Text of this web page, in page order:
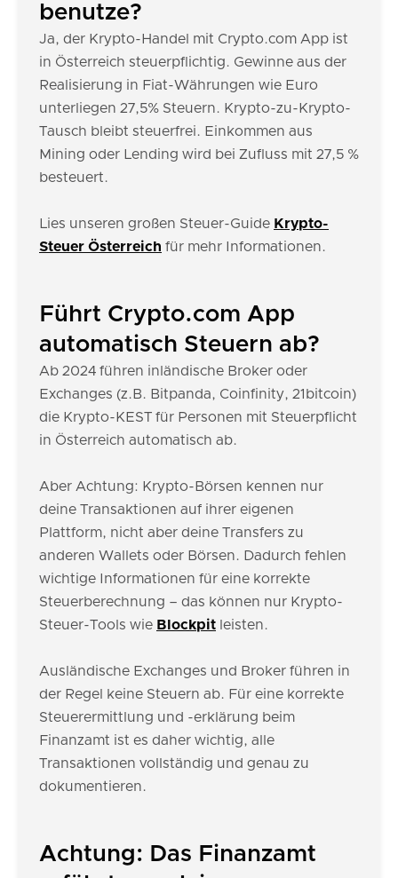
benutze?
Ja, der Krypto-Handel mit Crypto.com App ist
in Österreich steuerpflichtig. Gewinne aus der
Realisierung in Fiat-Währungen wie Euro
unterliegen 27,5% Steuern. Krypto-zu-Krypto-
Tausch bleibt steuerfrei. Einkommen aus
Mining oder Lending wird bei Zufluss mit 27,5 %
besteuert.
Lies unseren großen Steuer-Guide Krypto-
Steuer Österreich für mehr Informationen.
Führt Crypto.com App
automatisch Steuern ab?
Ab 2024 führen inländische Broker oder
Exchanges (z.B. Bitpanda, Coinfinity, 21bitcoin)
die Krypto-KEST für Personen mit Steuerpflicht
in Österreich automatisch ab.
Aber Achtung: Krypto-Börsen kennen nur
deine Transaktionen auf ihrer eigenen
Plattform, nicht aber deine Transfers zu
anderen Wallets oder Börsen. Dadurch fehlen
wichtige Informationen für eine korrekte
Steuerberechnung – das können nur Krypto-
Steuer-Tools wie Blockpit leisten.
Ausländische Exchanges und Broker führen in
der Regel keine Steuern ab. Für eine korrekte
Steuerermittlung und -erklärung beim
Finanzamt ist es daher wichtig, alle
Transaktionen vollständig und genau zu
dokumentieren.
Achtung: Das Finanzamt